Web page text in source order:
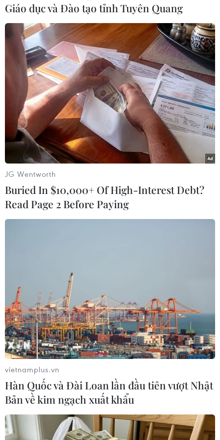
này vì các khoản phí hằng năm quá cao./.
(TTXVN/Vietnam+)
Theo dõi VietnamPlus
TIN LIÊN QUAN
Giáo dục và Đào tạo tỉnh Tuyên Quang
JG Wentworth
Buried In $10,000+ Of High-Interest Debt?
Read Page 2 Before Paying
vietnamplus.vn
Hàn Quốc và Đài Loan lần đầu tiên vượt Nhật
Bản về kim ngạch xuất khẩu